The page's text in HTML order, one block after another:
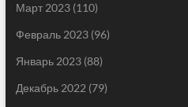
Март 2023(110)
Февраль 2023(96)
Январь 2023(88)
Декабрь 2022 (79)